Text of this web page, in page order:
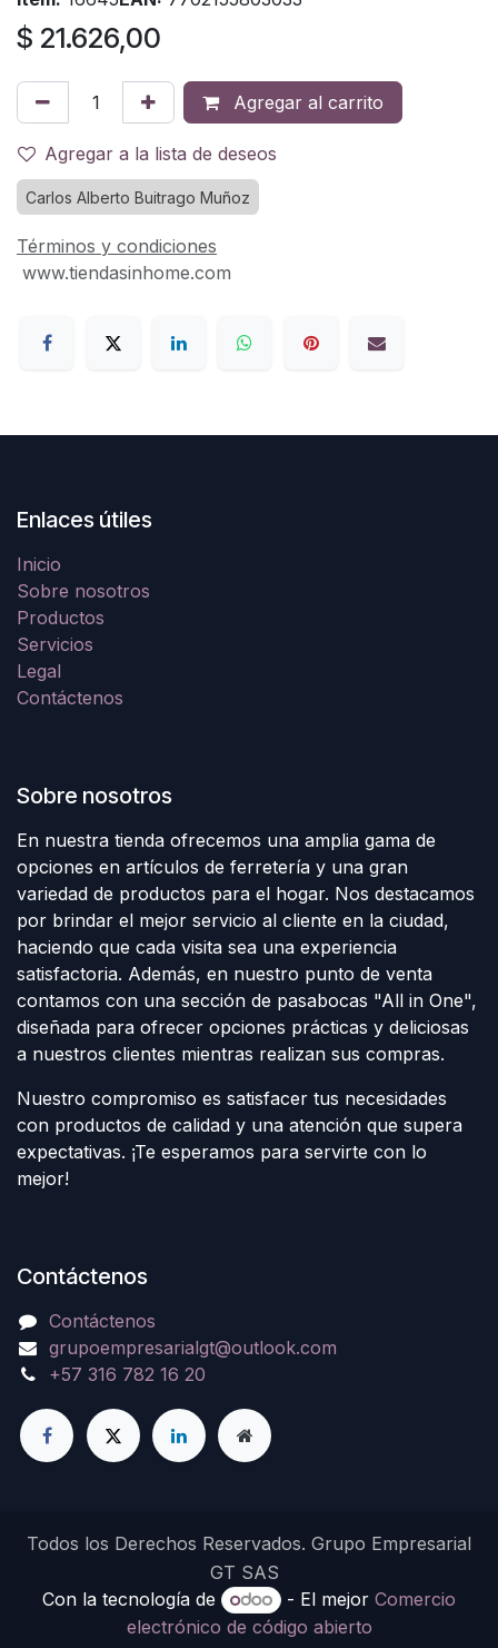
$ 21.626,00
Agregar al carrito
Agregar a la lista de deseos
Carlos Alberto Buitrago Muñoz
Términos y condiciones
www.tiendasinhome.com
Enlaces útiles
Inicio
Sobre nosotros
Productos
Servicios
Legal
Contáctenos
Sobre nosotros
En nuestra tienda ofrecemos una amplia gama de
opciones en artículos de ferretería y una gran
variedad de productos para el hogar. Nos destacamos
por brindar el mejor servicio al cliente en la ciudad,
haciendo que cada visita sea una experiencia
satisfactoria. Además, en nuestro punto de venta
contamos con una sección de pasabocas "All in One",
diseñada para ofrecer opciones prácticas y deliciosas
a nuestros clientes mientras realizan sus compras.
Nuestro compromiso es satisfacer tus necesidades
con productos de calidad y una atención que supera
expectativas. ¡Te esperamos para servirte con lo
mejor!
Contáctenos
Contáctenos
grupoempresarialgt@outlook.com
+57 316 782 16 20
Todos los Derechos Reservados. Grupo Empresarial
GT SAS
Con la tecnología de
- El mejorComercio
electrónico de código abierto